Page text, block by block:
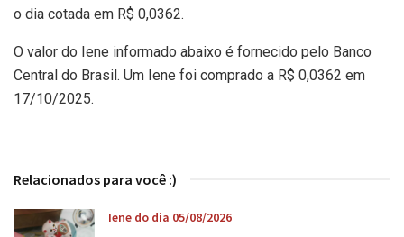
o dia cotada em R$ 0,0362.
O valor do Iene informado abaixo é fornecido pelo Banco
Central do Brasil. Um Iene foi comprado a R$ 0,0362 em
17/10/2025.
Relacionados para você :)
Iene do dia 05/08/2026